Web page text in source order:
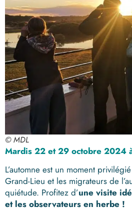
© MDL
Mardis 22 et 29 octobre 2024
L’automne est un moment
Grand-Lieu et les migrateurs de
quiétude. Profitez d’une visite
et les observateurs en herbe !